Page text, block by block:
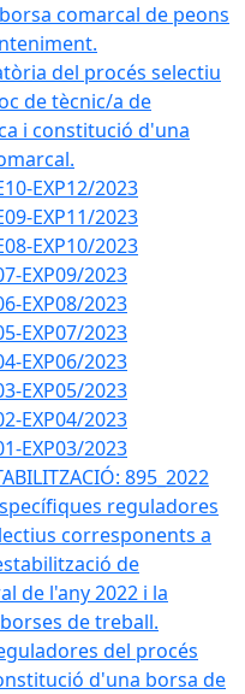
comarcal de peons
del procés selectiu
de tècnic/a de
i constitució d'una
EXP12/2023
EXP11/2023
EXP10/2023
EXP09/2023
EXP08/2023
EXP07/2023
EXP06/2023
EXP05/2023
EXP04/2023
EXP03/2023
895_2022
reguladores
corresponents a
de
de l'any 2022 i la
de treball.
del procés
d'una borsa de